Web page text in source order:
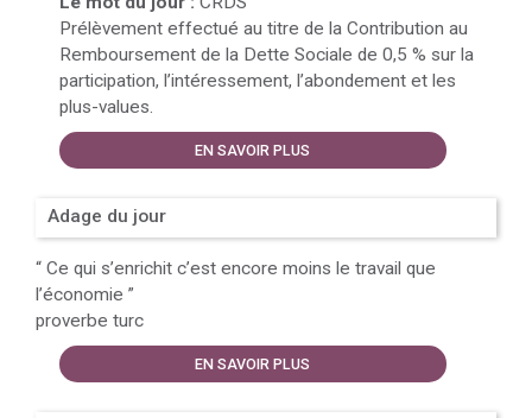
Prélèvement effectué au titre de la Contribution au
Remboursement de la Dette Sociale de 0,5 % sur la
participation, l’intéressement, l’abondement et les
plus-values.
EN SAVOIR PLUS
Adage du jour
“ Ce qui s’enrichit c’est encore moins le travail que
l’économie ”
proverbe turc
EN SAVOIR PLUS